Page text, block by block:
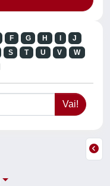
F G H
J
S T U V
W